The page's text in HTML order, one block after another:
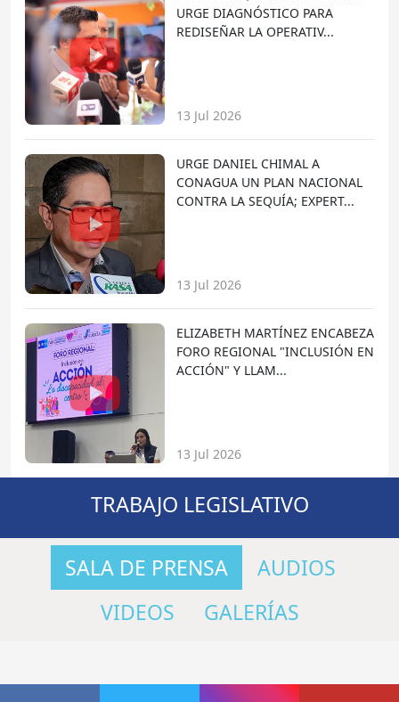
URGE DIAGNÓSTICO PARA
REDISEÑAR LA OPERATIV...
13 Jul 2026
URGE DANIEL CHIMAL A
CONAGUA UN PLAN NACIONAL
CONTRA LA SEQUÍA; EXPERT...
13 Jul 2026
ELIZABETH MARTÍNEZ ENCABEZA
FORO REGIONAL "INCLUSIÓN EN
ACCIÓN" Y LLAM...
13 Jul 2026
TRABAJO LEGISLATIVO
SALA DE PRENSA
AUDIOS
VIDEOS
GALERÍAS